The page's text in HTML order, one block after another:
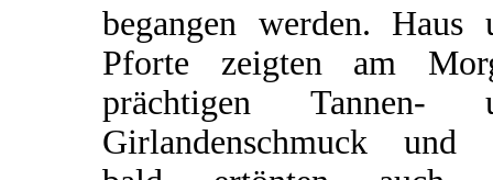
begangen werden. Haus
Pforte zeigten am
prächtigen Tannen-
Girlandenschmuck und